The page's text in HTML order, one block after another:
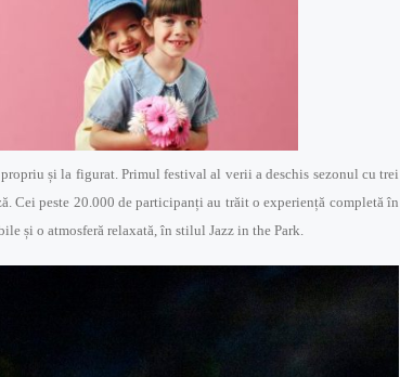
și la figurat. Primul festival al verii a deschis sezonul cu trei
Cei peste 20.000 de participanți au trăit o experiență completă în
și o atmosferă relaxată, în stilul Jazz in the Park.